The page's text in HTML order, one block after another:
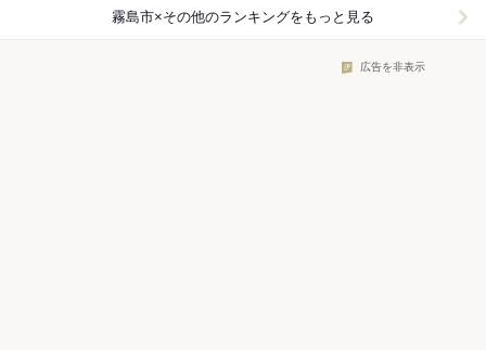
霧島市×その他のランキングをもっと見る
広告を非表示